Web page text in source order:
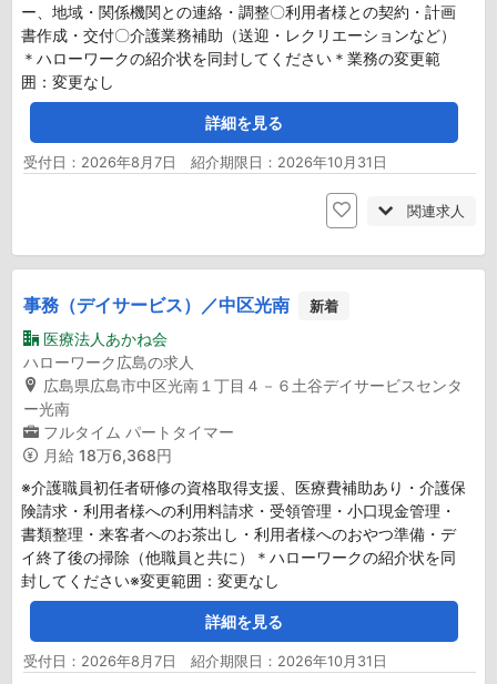
ー、地域・関係機関との連絡・調整〇利用者様との契約・計画
書作成・交付〇介護業務補助（送迎・レクリエーションなど）
＊ハローワークの紹介状を同封してください＊業務の変更範
囲：変更なし
詳細を見る
受付日：2026年8月7日 紹介期限日：2026年10月31日
関連求人
事務（デイサービス）／中区光南 新着
医療法人あかね会
ハローワーク広島の求人
広島県広島市中区光南１丁目４－６土谷デイサービスセンタ
ー光南
フルタイム パートタイマー
月給 18万6,368円
※介護職員初任者研修の資格取得支援、医療費補助あり・介護保
険請求・利用者様への利用料請求・受領管理・小口現金管理・
書類整理・来客者へのお茶出し・利用者様へのおやつ準備・デ
イ終了後の掃除（他職員と共に）＊ハローワークの紹介状を同
封してください※変更範囲：変更なし
詳細を見る
受付日：2026年8月7日 紹介期限日：2026年10月31日